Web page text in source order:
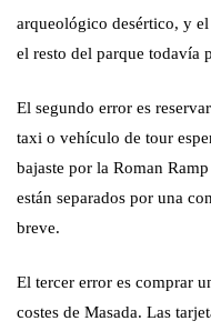
arqueológico desértico, y
el resto del parque todavía
El segundo error es
taxi o vehículo de tour
bajaste por la Roman
están separados por una
breve.
El tercer error es comprar
costes de Masada. Las